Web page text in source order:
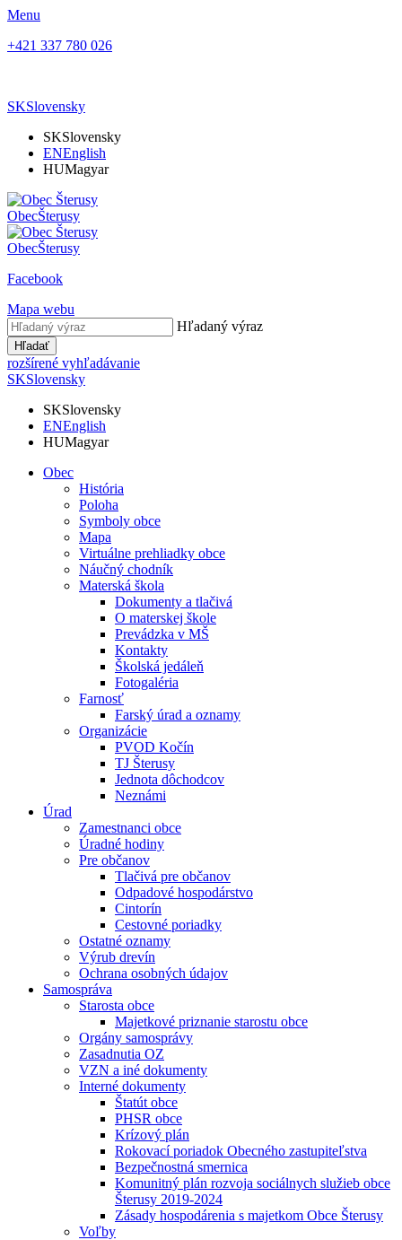
Menu
+421 337 780 026
SKSlovensky
SKSlovensky
ENEnglish
HUMagyar
ObecŠterusy
ObecŠterusy
Facebook
Mapa webu
Hľadaný výraz
Hľadať
rozšírené vyhľadávanie
SKSlovensky
SKSlovensky
ENEnglish
HUMagyar
Obec
História
Poloha
Symboly obce
Mapa
Virtuálne prehliadky obce
Náučný chodník
Materská škola
Dokumenty a tlačivá
O materskej škole
Prevádzka v MŠ
Kontakty
Školská jedáleň
Fotogaléria
Farnosť
Farský úrad a oznamy
Organizácie
PVOD Kočín
TJ Šterusy
Jednota dôchodcov
Neznámi
Úrad
Zamestnanci obce
Úradné hodiny
Pre občanov
Tlačivá pre občanov
Odpadové hospodárstvo
Cintorín
Cestovné poriadky
Ostatné oznamy
Výrub drevín
Ochrana osobných údajov
Samospráva
Starosta obce
Majetkové priznanie starostu obce
Orgány samosprávy
Zasadnutia OZ
VZN a iné dokumenty
Interné dokumenty
Štatút obce
PHSR obce
Krízový plán
Rokovací poriadok Obecného zastupiteľstva
Bezpečnostná smernica
Komunitný plán rozvoja sociálnych služieb obce
Šterusy 2019-2024
Zásady hospodárenia s majetkom Obce Šterusy
Voľby